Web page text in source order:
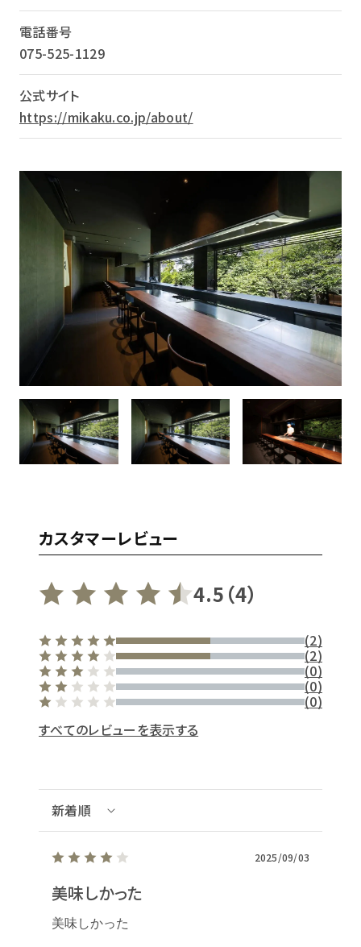
電話番号
075-525-1129
公式サイト
https://mikaku.co.jp/about/
カスタマーレビュー
4.5（4）
(2)
(2)
(0)
(0)
(0)
すべてのレビューを表示する
2025/09/03
美味しかった
美味しかった